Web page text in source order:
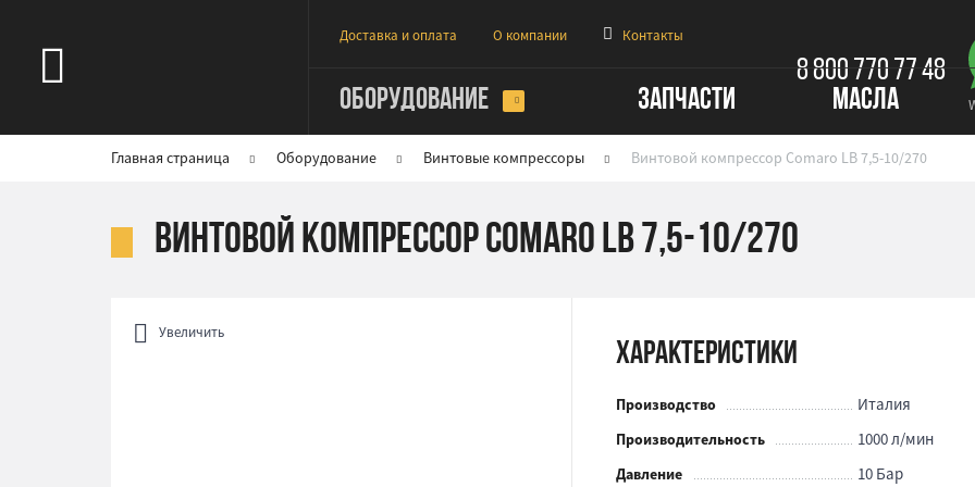
Доставка и оплата О компании Контакты
8 800 770 77 48
ОБОРУДОВАНИЕ ЗАПЧАСТИ МАСЛА
Главная страница Оборудование Винтовые компрессоры Винтовой компрессор Comaro LB 7,5-10/270
Винтовой компрессор Comaro LB 7,5-10/270
Увеличить
Характеристики
Производство Италия
Производительность 1000 л/мин
Давление 10 Бар